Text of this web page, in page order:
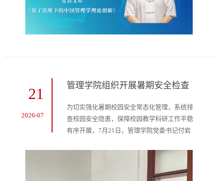
学、管理学等学科领域具有广泛的学术影响...
21
2026-07
管理学院组织开展暑期安全检查
为切实强化暑期校园安全常态化管理，系统排
查校园安全隐患，保障校园教学科研工作平稳
有序开展，7月21日，管理学院党委书记付岩
楼、实验室，开展暑期安全专项检查。工作组
检查了知新楼、鲁能楼、学生自习室等场所，
重点针对校园水电使用安全、应急疏散通道畅